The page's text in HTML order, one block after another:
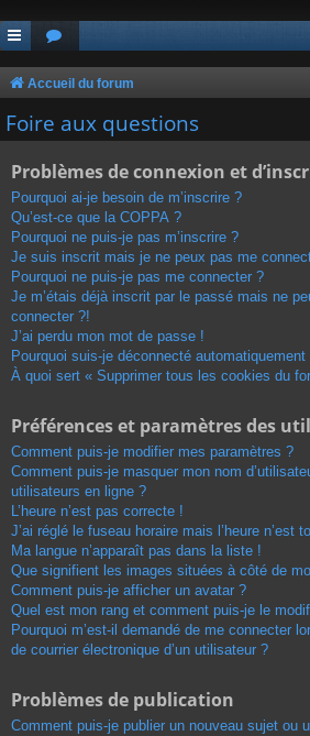
Accueil du forum
Foire aux questions
Problèmes de connexion et
Pourquoi ai-je besoin de m’inscrire ?
Qu’est-ce que la COPPA ?
Pourquoi ne puis-je pas m’inscrire ?
Je suis inscrit mais je ne peux pas me
Pourquoi ne puis-je pas me connecter ?
Je m’étais déjà inscrit par le passé mais ne
connecter ?!
J’ai perdu mon mot de passe !
Pourquoi suis-je déconnecté automatiquement
À quoi sert « Supprimer tous les cookies du
Préférences et paramètres des
Comment puis-je modifier mes paramètres ?
Comment puis-je masquer mon nom
utilisateurs en ligne ?
L’heure n’est pas correcte !
J’ai réglé le fuseau horaire mais l’heure n’est
Ma langue n’apparaît pas dans la liste !
Que signifient les images situées à côté de
Comment puis-je afficher un avatar ?
Quel est mon rang et comment puis-je le
Pourquoi m’est-il demandé de me connecter
de courrier électronique d’un utilisateur ?
Problèmes de publication
Comment puis-je publier un nouveau sujet ou